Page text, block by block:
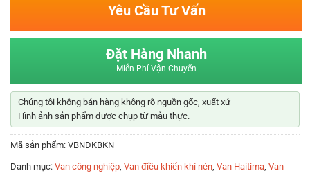
Yêu Cầu Tư Vấn
Đặt Hàng Nhanh
Miễn Phí Vận Chuyển
Chúng tôi không bán hàng không rõ nguồn gốc, xuất xứ
Hình ảnh sản phẩm được chụp từ mẫu thực.
Mã sản phẩm: VBNDKBKN
Danh mục: Van công nghiệp, Van điều khiển khí nén, Van Haitima, Van